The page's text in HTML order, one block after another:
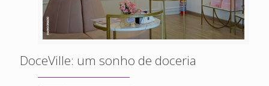
DoceVille: um sonho de doceria